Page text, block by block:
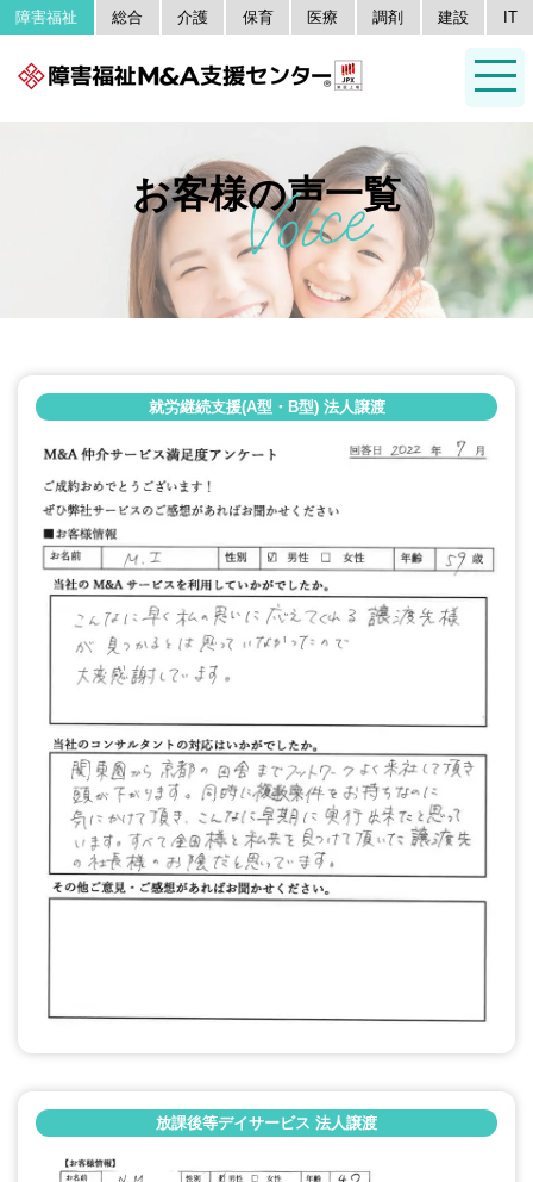
障害福祉 総合 介護 保育 医療 調剤 建設 IT
お客様の声一覧
就労継続支援(A型・B型) 法人譲渡
放課後等デイサービス 法人譲渡